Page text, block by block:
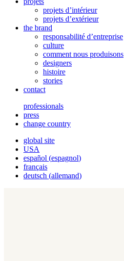
projets d’intérieur
projets d’extérieur
the brand
responsabilité d’entreprise
culture
comment nous produisons
designers
histoire
stories
contact
professionals
press
change country
global site
USA
español (espagnol)
français
deutsch (allemand)